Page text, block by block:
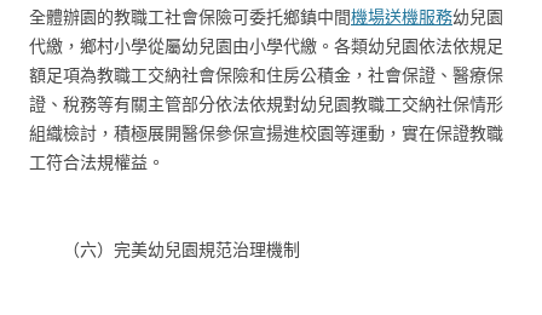
全體辦園的教職工社會保險可委托鄉鎮中間機場送機服務幼兒園
代繳，鄉村小學從屬幼兒園由小學代繳。各類幼兒園依法依規足
額足項為教職工交納社會保險和住房公積金，社會保證、醫療保
證、稅務等有關主管部分依法依規對幼兒園教職工交納社保情形
組織檢討，積極展開醫保參保宣揚進校園等運動，實在保證教職
工符合法規權益。
（六）完美幼兒園規范治理機制